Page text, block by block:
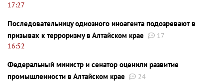
17:27
Последовательницу одиозного иноагента подозревают в
призывах к терроризму в Алтайском крае
17
16:52
Федеральный министр и сенатор оценили развитие
промышленности в Алтайском крае
24